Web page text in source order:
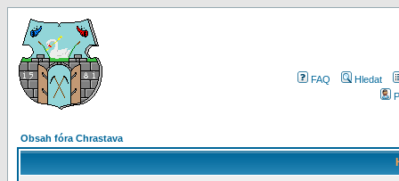
FAQ
Hledat
Obsah fóra Chrastava